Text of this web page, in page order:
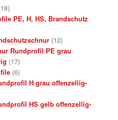
PE, H, HS, Brandschutz
(12)
Rundprofil PE grau
(17)
(6)
H grau offenzellig-
HS gelb offenzellig-